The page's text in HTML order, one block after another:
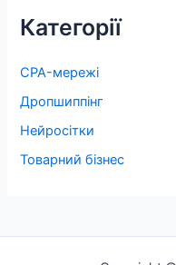
Категорії
CPA-мережі
Дропшиппінг
Нейросітки
Товарний бізнес